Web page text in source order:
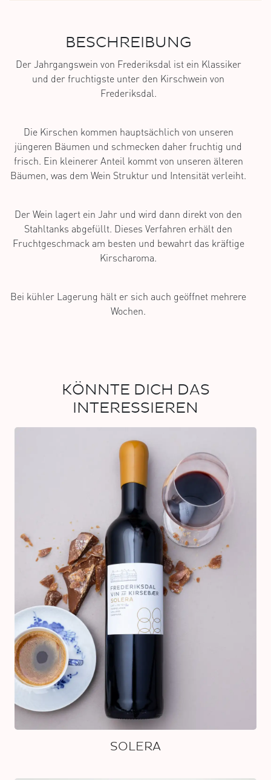
BESCHREIBUNG
Der Jahrgangswein von Frederiksdal ist ein Klassiker
und der fruchtigste unter den Kirschwein von
Frederiksdal.
Die Kirschen kommen hauptsächlich von unseren
jüngeren Bäumen und schmecken daher fruchtig und
frisch. Ein kleinerer Anteil kommt von unseren älteren
Bäumen, was dem Wein Struktur und Intensität verleiht.
Der Wein lagert ein Jahr und wird dann direkt von den
Stahltanks abgefüllt. Dieses Verfahren erhält den
Fruchtgeschmack am besten und bewahrt das kräftige
Kirscharoma.
Bei kühler Lagerung hält er sich auch geöffnet mehrere
Wochen.
KÖNNTE DICH DAS
INTERESSIEREN
SOLERA